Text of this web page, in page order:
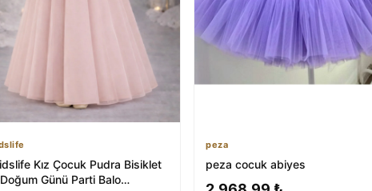
Kız Çocuk Pudra Bisiklet
Günü Parti Balo
peza
peza cocuk abiyes